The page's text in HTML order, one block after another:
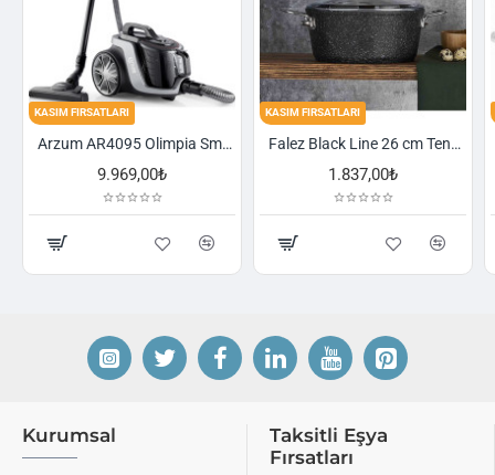
KASIM FIRSATLARI
Arzum AR4095 Olimpia Smart Cyclone Filtreli Süpürge - Füme
9.969,00₺
KASIM FIRSATLARI
Falez Black Line 26 cm Tencere
1.837,00₺
Kurumsal
Taksitli Eşya
Fırsatları